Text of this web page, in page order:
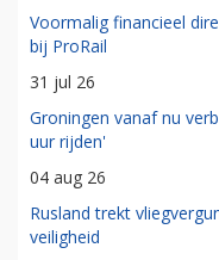
Voormalig financieel
bij ProRail
31 jul 26
Groningen vanaf nu
uur rijden'
04 aug 26
Rusland trekt
veiligheid